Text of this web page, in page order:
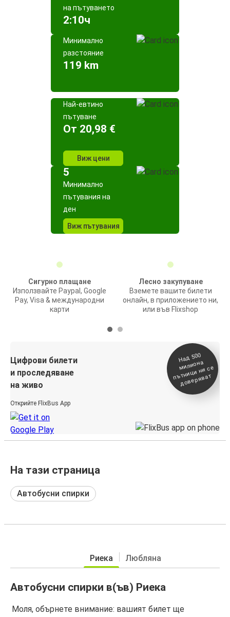
на пътуването
2:10ч
Минимално
разстояние
119 km
Най-евтино
пътуване
Oт 20,98 €
Виж цени
5
Минимално
пътувания на
ден
Виж пътувания
Сигурно плащане
Използвайте Paypal, Google
Pay, Visa & международни
карти
Лесно закупуване
Вземете вашите билети
онлайн, в приложението ни,
или във Flixshop
Цифрови билети
и проследяване
на живо
Открийте FlixBus App
На
д 500
милиона
п
ътници ни се
доверяват
На тази страница
Автобусни спирки
Риека Любляна
Автобусни спирки в(ъв) Риека
Моля, обърнете внимание: вашият билет ще